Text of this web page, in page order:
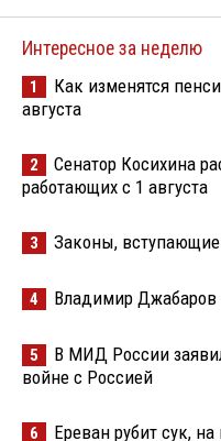
Интересное за неделю
1
Как изменятся
августа
2
Сенатор Косихина
работающих с 1 августа
3 Законы, вступающие
4 Владимир Джабаров
5
В МИД России
войне с Россией
6 Ереван рубит сук,